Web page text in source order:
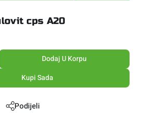
cps A20
Dodaj U Korpu
Kupi Sada
Podijeli